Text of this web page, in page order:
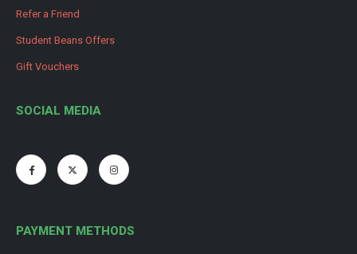
Refer a Friend
Student Beans Offers
Gift Vouchers
SOCIAL MEDIA
PAYMENT METHODS